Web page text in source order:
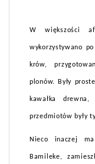
W większości
wykorzystywano
krów,
plonów. Były
kawałka
przedmiotów były
Nieco inaczej
Bamileke,